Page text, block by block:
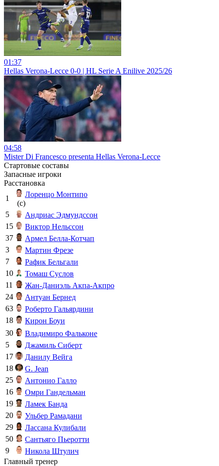
01:37
Hellas Verona-Lecce 0-0 | HL Serie A Enilive 2025/26
04:58
Mister Di Francesco presenta Hellas Verona-Lecce
Стартовые составы
Запасные игроки
Расстановка
1
Лоренцо Монтипо
(c)
5
Андриас Эдмундссон
15
Виктор Нельссон
37
Армел Белла-Котчап
3
Мартин Фрезе
7
Рафик Бельгали
10
Томаш Суслов
11
Жан-Даниэль Акпа-Акпро
24
Антуан Бернед
63
Роберто Гальярдини
18
Кирон Боуи
30
Владимиро Фальконе
5
Джамиль Сиберт
17
Данилу Вейга
18
G. Jean
25
Антонио Галло
16
Омри Гандельман
19
Ламек Банда
20
Ульбер Рамадани
29
Лассана Кулибали
50
Сантьяго Пьеротти
9
Никола Штулич
Главный тренер